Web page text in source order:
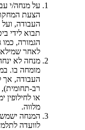
על מנחה/י
הצעת
העבודה, ועל
תבוא לידי
הגמורה, כמו
לאחר
מנחה לא
מומחה בו.
העבודה, אך
רב-תחומית),
או לחילופין
מלווה.
המנחה ישמש
לוועדה